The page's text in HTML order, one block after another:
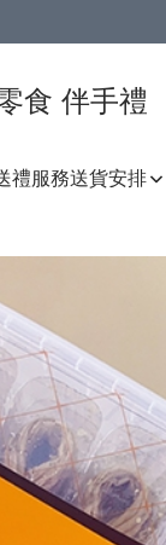
食 伴手禮
禮服務送貨安排